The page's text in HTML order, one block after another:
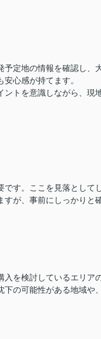
予定地の情報を確認し、
心感が持てます。
ントを意識しながら、現
です。ここを見落として
すが、事前にしっかりと
入を検討しているエリア
の可能性がある地域や、